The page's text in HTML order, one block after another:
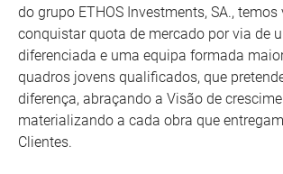
do grupo ETHOS Investments, SA., temos
conquistar quota de mercado por via de
diferenciada e uma equipa formada
quadros jovens qualificados, que
diferença, abraçando a Visão de
materializando a cada obra que
Clientes.